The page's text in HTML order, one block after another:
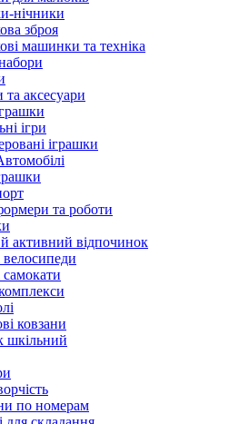
нічники
зброя
машинки та техніка
та аксесуари
ігри
іграшки
та роботи
активний відпочинок
велосипеди
самокати
ковзани
шкільний
по номерам